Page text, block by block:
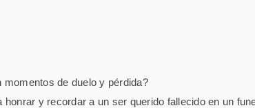
de duelo y pérdida?
y recordar a un ser querido fallecido en un